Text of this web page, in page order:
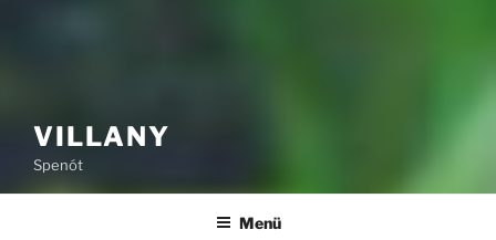
VILLANY
Spenót
Menü